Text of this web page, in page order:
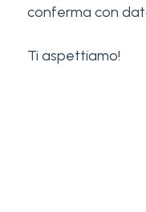
conferma con
Ti aspettiamo!